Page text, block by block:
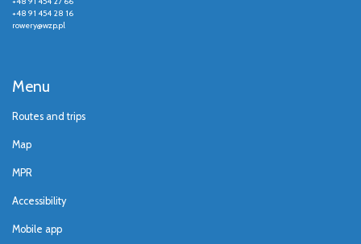
+48 91 454 28 16
rowery@wzp.pl
Menu
Routes and trips
Map
MPR
Accessibility
Mobile app